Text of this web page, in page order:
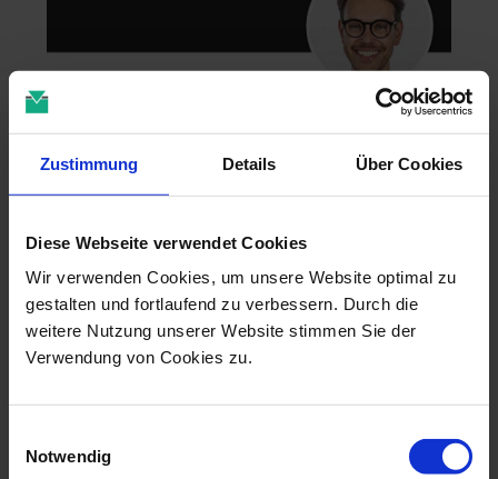
Zustimmung Details Über Cookies
Diese Webseite verwendet Cookies
Wir verwenden Cookies, um unsere Website optimal zu
gestalten und fortlaufend zu verbessern. Durch die
weitere Nutzung unserer Website stimmen Sie der
Verwendung von Cookies zu.
Notwendig
Zahntechnik im 4D-Zeitalter
04.11.26 - 04.11.26